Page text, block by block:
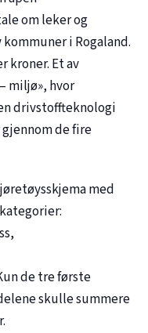
om leker og
i Rogaland.
kroner. Et av
miljø», hvor
drivstoffteknologi
de fire
med
de tre første
skulle summere